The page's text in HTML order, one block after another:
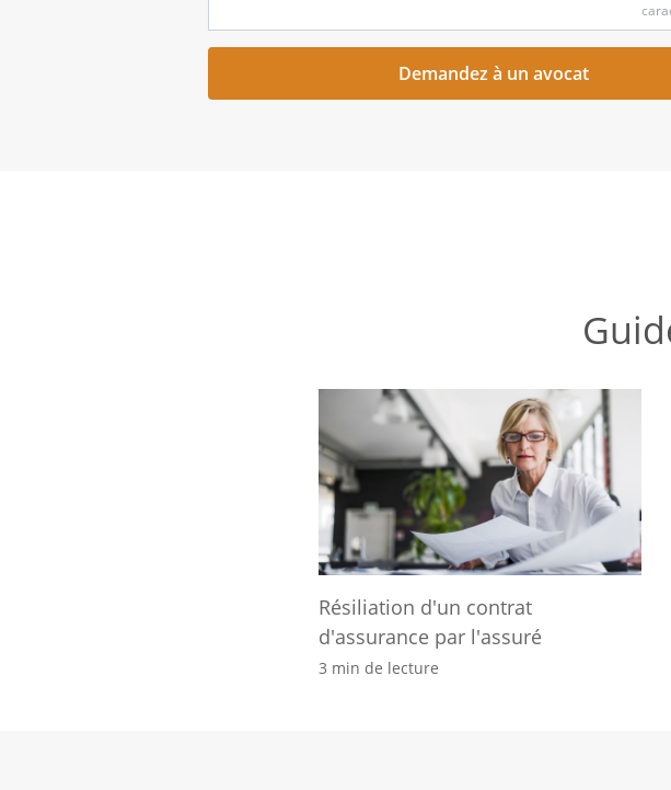
votre
question
ici
Résiliation d'un contrat
d'assurance par l'assuré
3 min de lecture